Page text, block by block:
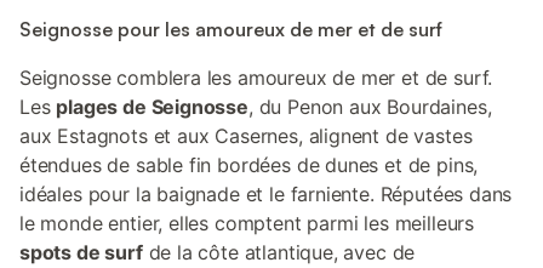
Seignosse pour les amoureux de mer et de surf
Seignosse comblera les amoureux de mer et de surf.
Les plages de Seignosse, du Penon aux Bourdaines,
aux Estagnots et aux Casernes, alignent de vastes
étendues de sable fin bordées de dunes et de pins,
idéales pour la baignade et le farniente. Réputées dans
le monde entier, elles comptent parmi les meilleurs
spots de surfde la côte atlantique, avec de